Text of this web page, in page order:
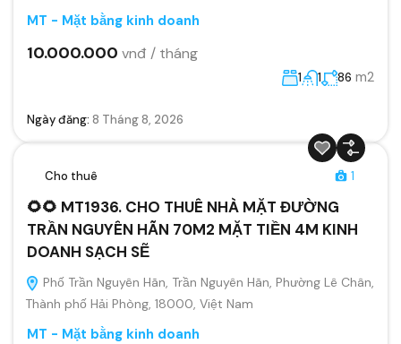
MT - Mặt bằng kinh doanh
10.000.000 vnđ / tháng
1 1 86 m2
Ngày đăng: 8 Tháng 8, 2026
Cho thuê 1
🌻🌻 MT1936. CHO THUÊ NHÀ MẶT ĐƯỜNG
TRẦN NGUYÊN HÃN 70M2 MẶT TIỀN 4M KINH
DOANH SẠCH SẼ
Phố Trần Nguyên Hãn, Trần Nguyên Hãn, Phường Lê Chân,
Thành phố Hải Phòng, 18000, Việt Nam
MT - Mặt bằng kinh doanh